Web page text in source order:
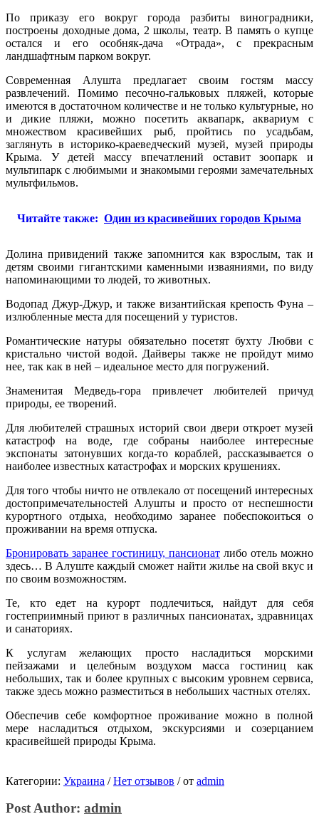
По приказу его вокруг города разбиты виноградники,
построены доходные дома, 2 школы, театр. В память о купце
остался и его особняк-дача «Отрада», с прекрасным
ландшафтным парком вокруг.
Современная Алушта предлагает своим гостям массу
развлечений. Помимо песочно-гальковых пляжей, которые
имеются в достаточном количестве и не только культурные, но
и дикие пляжи, можно посетить аквапарк, аквариум с
множеством красивейших рыб, пройтись по усадьбам,
заглянуть в историко-краеведческий музей, музей природы
Крыма. У детей массу впечатлений оставит зоопарк и
мультипарк с любимыми и знакомыми героями замечательных
мультфильмов.
Читайте также: Один из красивейших городов Крыма
Долина привидений также запомнится как взрослым, так и
детям своими гигантскими каменными изваяниями, по виду
напоминающими то людей, то животных.
Водопад Джур-Джур, и также византийская крепость Фуна –
излюбленные места для посещений у туристов.
Романтические натуры обязательно посетят бухту Любви с
кристально чистой водой. Дайверы также не пройдут мимо
нее, так как в ней – идеальное место для погружений.
Знаменитая Медведь-гора привлечет любителей причуд
природы, ее творений.
Для любителей страшных историй свои двери откроет музей
катастроф на воде, где собраны наиболее интересные
экспонаты затонувших когда-то кораблей, рассказывается о
наиболее известных катастрофах и морских крушениях.
Для того чтобы ничто не отвлекало от посещений интересных
достопримечательностей Алушты и просто от неспешности
курортного отдыха, необходимо заранее побеспокоиться о
проживании на время отпуска.
Бронировать заранее гостиницу, пансионат либо отель можно
здесь… В Алуште каждый сможет найти жилье на свой вкус и
по своим возможностям.
Те, кто едет на курорт подлечиться, найдут для себя
гостеприимный приют в различных пансионатах, здравницах
и санаториях.
К услугам желающих просто насладиться морскими
пейзажами и целебным воздухом масса гостиниц как
небольших, так и более крупных с высоким уровнем сервиса,
также здесь можно разместиться в небольших частных отелях.
Обеспечив себе комфортное проживание можно в полной
мере насладиться отдыхом, экскурсиями и созерцанием
красивейшей природы Крыма.
Категории: Украина / Нет отзывов /от admin
Post Author: admin